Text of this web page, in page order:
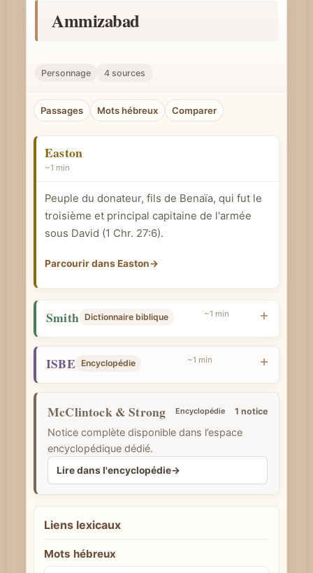
c
r
n
o
e
p
b
l
Ammizabad
Personnage 4 sources
Passages Mots hébreux Comparer
Liens lexicaux
Mots hébreux
Easton
~1 min
Peuple du donateur, fils de Benaïa, qui fut le
troisième et principal capitaine de l'armée
sous David (1 Chr. 27:6).
Parcourir dans Easton→
Smith Dictionnaire biblique ~1 min
ISBE Encyclopédie ~1 min
McClintock & Strong Encyclopédie 1 notice
Notice complète disponible dans l’espace
encyclopédique dédié.
Lire dans l'encyclopédie→